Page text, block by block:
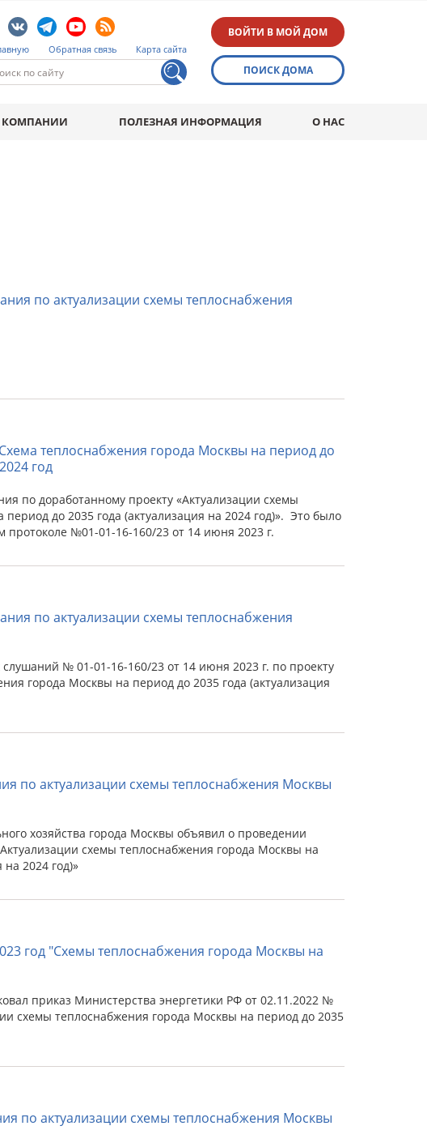
Обратная связь Карта сайта
ВОЙТИ В МОЙ ДОМ
ПОИСК ДОМА
КОМПАНИИ ПОЛЕЗНАЯ ИНФОРМАЦИЯ О НАС
по актуализации схемы теплоснабжения
теплоснабжения города Москвы на период до
год
по доработанному проекту «Актуализации схемы
до 2035 года (актуализация на 2024 год)». Это было
протоколе №01-01-16-160/23 от 14 июня 2023 г.
по актуализации схемы теплоснабжения
№ 01-01-16-160/23 от 14 июня 2023 г. по проекту
города Москвы на период до 2035 года (актуализация
по актуализации схемы теплоснабжения Москвы
хозяйства города Москвы объявил о проведении
схемы теплоснабжения города Москвы на
на 2024 год)»
год "Схемы теплоснабжения города Москвы на
приказ Министерства энергетики РФ от 02.11.2022 №
схемы теплоснабжения города Москвы на период до 2035
по актуализации схемы теплоснабжения Москвы